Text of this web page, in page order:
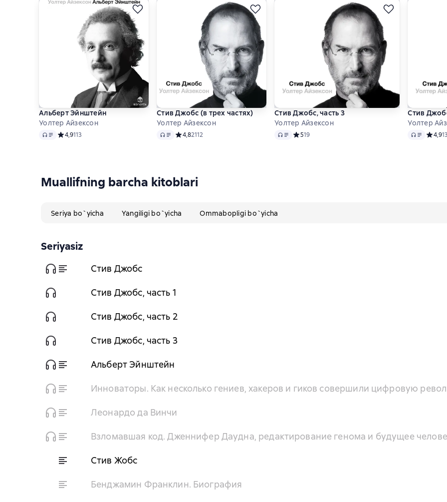
Альберт Эйнштейн
Уолтер Айзексон
Audio Средний рейтинг 4,9 на основе 113 оценок
4,9113
Стив Джобс (в трех частях)
Уолтер Айзексон
Audio Средний рейтинг 4,8 на основе 2112 оценок
4,82112
Стив Джобс, часть 3
Уолтер Айзексон
Audio Средний рейтинг 5 на основе 19 оценок
519
Стив
Уолтер
Audio 4,913
Muallifning barcha kitoblari
Seriya bo`yicha Yangiligi bo`yicha Ommabopligi bo`yicha
Seriyasiz
Стив Джобс
Стив Джобс, часть 1
Стив Джобс, часть 2
Стив Джобс, часть 3
Альберт Эйнштейн
Инноваторы. Как несколько гениев, хакеров и гиков совершили цифровую
Леонардо да Винчи
Взломавшая код. Дженнифер Даудна, редактирование генома и будущее
Стив Жобс
Бенджамин Франклин. Биография